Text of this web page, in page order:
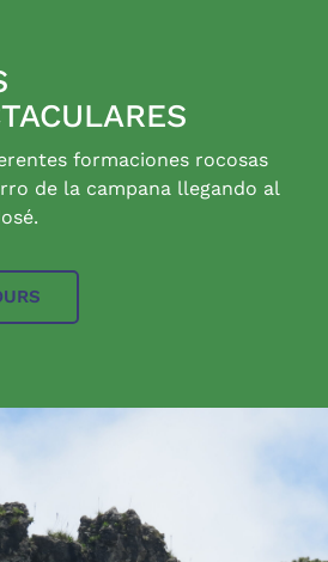
formaciones rocosas
de la campana llegando al